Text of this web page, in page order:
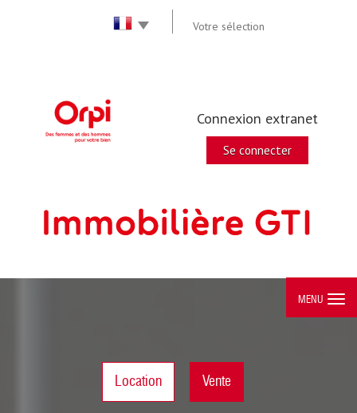
Votre sélection
Connexion extranet
Se connecter
MENU
Location Vente